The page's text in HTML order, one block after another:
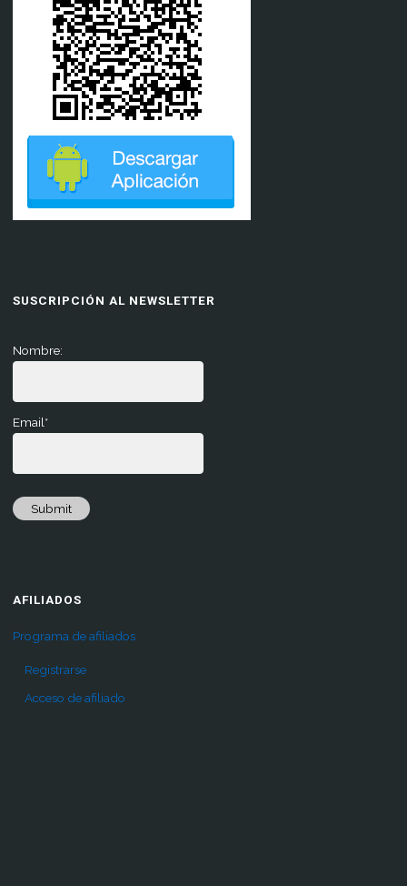
SUSCRIPCIÓN AL NEWSLETTER
Nombre:
Email*
Submit
AFILIADOS
Programa de afiliados
Registrarse
Acceso de afiliado